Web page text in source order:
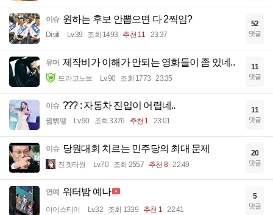
이슈 원하는 후보 안뽑으면 다 2찍임?
Disifi Lv.39 조회 1493 추천 11 23:37
52
댓글
유머 제작비가 이해가 안되는 영화들이 좀 있네..
드라고노브 Lv.90 조회 1773 23:35
11
댓글
이슈 ??? : 자동차 진입이 어렵네..
꿻뻵뗗 Lv.90 조회 3376 추천 1 23:01
11
댓글
이슈 당원대회 치르는 민주당의 최대 문제
진겟타원 Lv.70 조회 2557 추천 8 22:49
20
댓글
연예 워터밤 예나
아이스티이 Lv.32 조회 1339 추천 1 22:41
5
댓글